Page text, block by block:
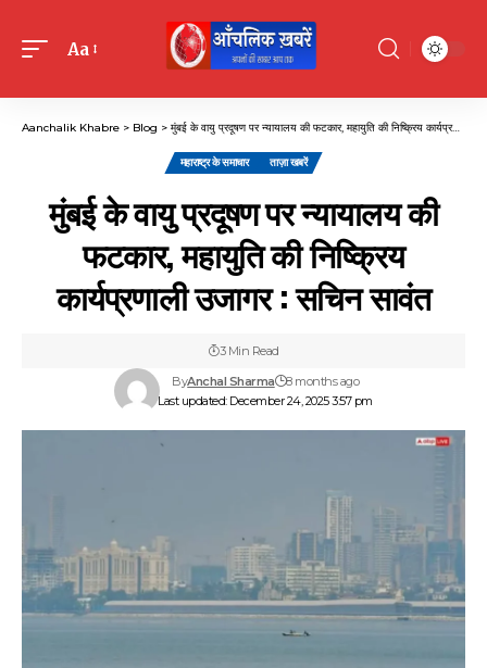
Font
Aa
Aanchalik Khabre > Blog > मुंबई के वायु प्रदूषण पर न्यायालय की फटकार, महायुति की निष्क्रिय कार्यप्रणाली उजागर : सचिन सावंत
महाराष्ट्र के समाचार ताज़ा खबरें
मुंबई के वायु प्रदूषण पर न्यायालय की
फटकार, महायुति की निष्क्रिय
कार्यप्रणाली उजागर : सचिन सावंत
Last updated: December 24, 2025 3:57 pm
ByAnchal Sharma 8 months ago
3 Min Read